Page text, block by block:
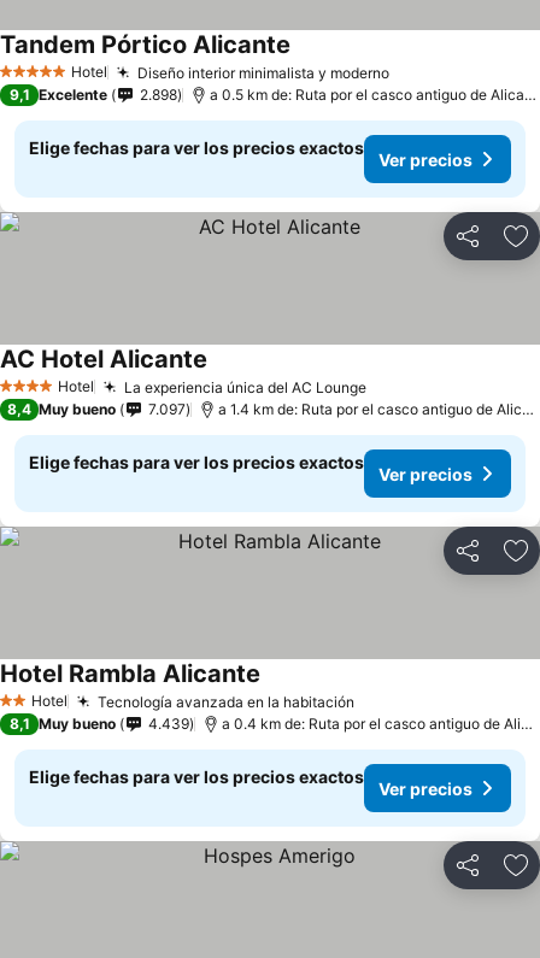
5 Estrellas Hotel Diseño interior minimalista y modernoVer precios
Tandem Pórtico Alicante
9,1 Excelente 2.898 a 0.5 km de: Ruta por el casco antiguo de
Elige fechas para ver los precios exactos
Ver precios
Compartir
4 EstrellasHotel La experiencia única del AC LoungeVer precios
AC Hotel Alicante
8,4 Muy bueno 7.097 a 1.4 km de: Ruta por el casco antiguo de
Elige fechas para ver los precios exactos
Ver precios
Compartir
2 Estrellas
Hotel Tecnología avanzada en la habitación
Hotel Rambla Alicante
8,1 Muy bueno 4.439 a 0.4 km de: Ruta por el casco antiguo de
Elige fechas para ver los precios exactos
Ver precios
Compartir